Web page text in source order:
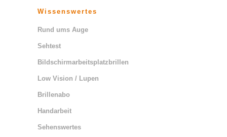
Wissenswertes
Rund ums Auge
Sehtest
Bildschirmarbeitsplatzbrillen
Low Vision / Lupen
Brillenabo
Handarbeit
Sehenswertes